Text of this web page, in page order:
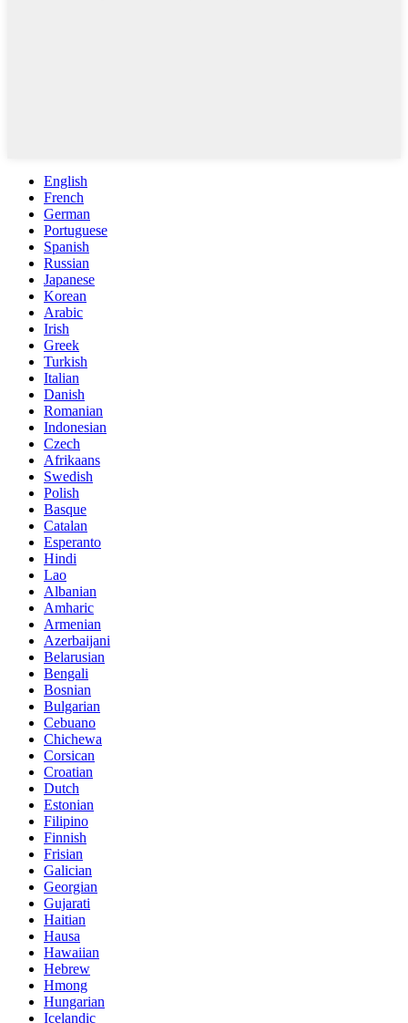
English
French
German
Portuguese
Spanish
Russian
Japanese
Korean
Arabic
Irish
Greek
Turkish
Italian
Danish
Romanian
Indonesian
Czech
Afrikaans
Swedish
Polish
Basque
Catalan
Esperanto
Hindi
Lao
Albanian
Amharic
Armenian
Azerbaijani
Belarusian
Bengali
Bosnian
Bulgarian
Cebuano
Chichewa
Corsican
Croatian
Dutch
Estonian
Filipino
Finnish
Frisian
Galician
Georgian
Gujarati
Haitian
Hausa
Hawaiian
Hebrew
Hmong
Hungarian
Icelandic